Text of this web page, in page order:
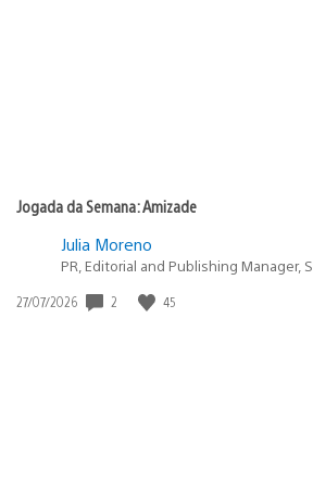
Jogada da Semana: Amizade
Julia Moreno
PR, Editorial and Publishing Manager,
Data
27/07/2026 2 45